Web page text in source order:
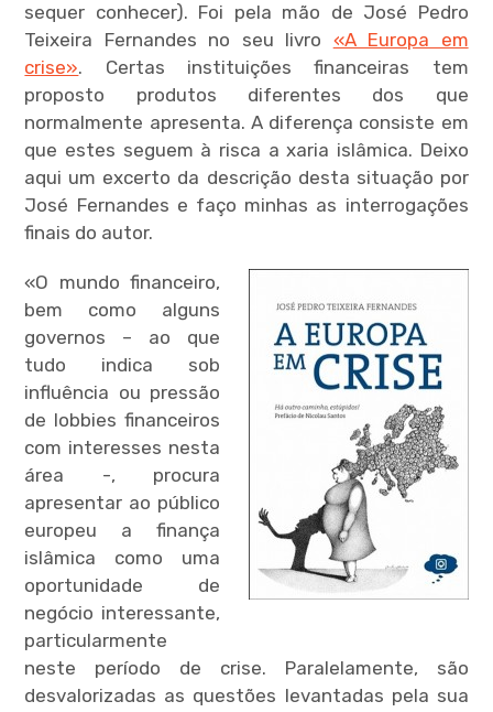
menu
child
menu
sequer conhecer). Foi pela mão de José Pedro
Teixeira Fernandes no seu livro «A Europa em
crise». Certas instituições financeiras tem
proposto produtos diferentes dos que
normalmente apresenta. A diferença consiste em
que estes seguem à risca a xaria islâmica. Deixo
aqui um excerto da descrição desta situação por
José Fernandes e faço minhas as interrogações
finais do autor.
«O mundo financeiro,
bem como alguns
governos – ao que
tudo indica sob
influência ou pressão
de lobbies financeiros
com interesses nesta
área -, procura
apresentar ao público
europeu a finança
islâmica como uma
oportunidade de
negócio interessante,
particularmente
neste período de crise. Paralelamente, são
desvalorizadas as questões levantadas pela sua